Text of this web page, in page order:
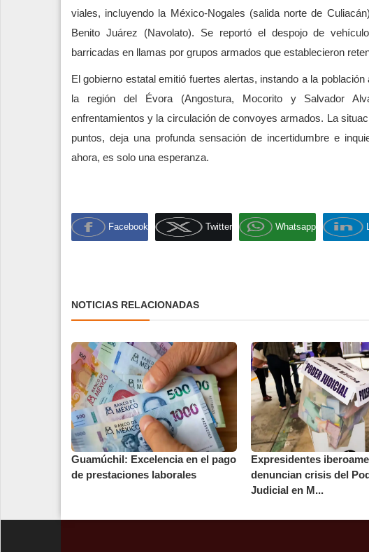
viales, incluyendo la México-Nogales (salida norte de
Benito Juárez (Navolato). Se reportó el despojo de
barricadas en llamas por grupos armados que establecieron
El gobierno estatal emitió fuertes alertas, instando a la
la región del Évora (Angostura, Mocorito y Salvador
enfrentamientos y la circulación de convoyes armados. La
puntos, deja una profunda sensación de incertidumbre e
ahora, es solo una esperanza.
Facebook Twitter Whatsapp
NOTICIAS RELACIONADAS
Guamúchil: Excelencia en el pago
de prestaciones laborales
Expresidentes
denuncian crisis del
Judicial en M...